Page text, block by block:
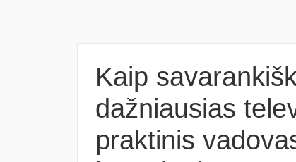
Kaip
dažniausias
praktinis